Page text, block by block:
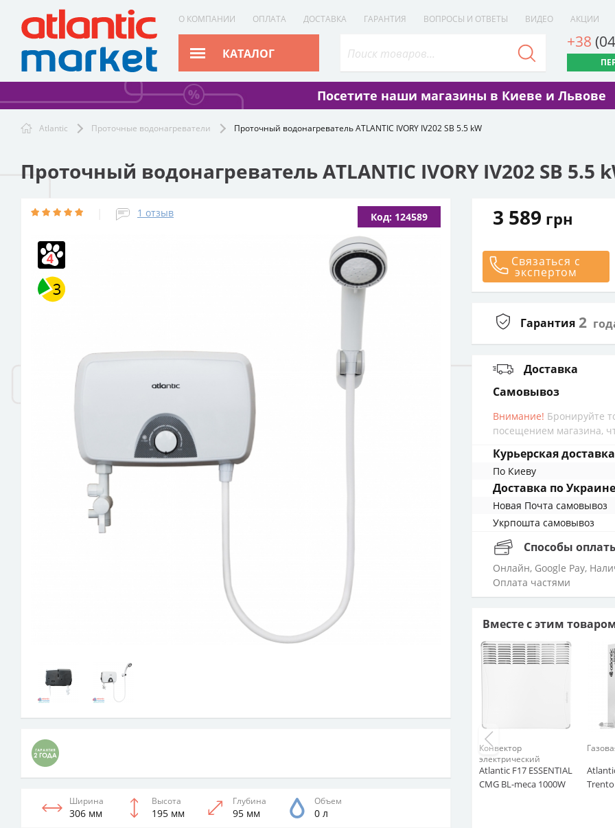
О КОМПАНИИ ОПЛАТА ДОСТАВКА ГАРАНТИЯ ВОПРОСЫ И ОТВЕТЫ ВИДЕО АКЦИИ
КАТАЛОГ
+38
Посетите наши магазины в Киеве и Львове
Atlantic Проточные водонагреватели Проточный водонагреватель ATLANTIC IVORY IV202 SB 5.5 kW
Проточный водонагреватель ATLANTIC IVORY IV202 SB 5.5
1 отзыв Код: 124589
Ширина
306 мм
Высота
195 мм
Глубина
95 мм
Объем
0 л
3 589 грн
Связаться с
экспертом
Гарантия 2
Доставка
cамовывоз
Внимание! Бронируйте
посещением магазина,
Курьерская доставка
По Киеву
Доставка по Украине
Новая Почта cамовывоз
Укрпошта cамовывоз
Способы
Онлайн, Google Pay,
Оплата частями
Вместе с этим
Конвектор
электрический
Atlantic F17 ESSENTIAL
CMG BL-meca 1000W